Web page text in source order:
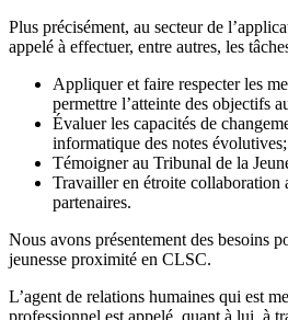
Plus précisément, au secteur de
appelé à effectuer, entre autres, les
Appliquer et faire respecter les
permettre l’atteinte des objectifs
Évaluer les capacités de
informatique des notes évolutives;
Témoigner au Tribunal de la
Travailler en étroite collaboration
partenaires.
Nous avons présentement des besoins
jeunesse proximité en CLSC.
L’agent de relations humaines qui est
professionnel est appelé, quant à lui, à